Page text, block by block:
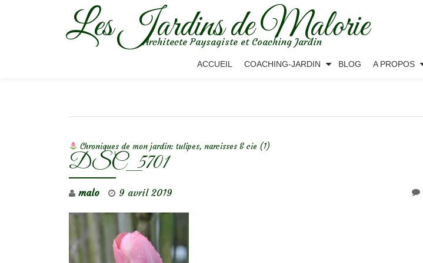
Les Jardins de Malorie
Architecte Paysagiste et Coaching Jardin
ACCUEIL COACHING-JARDIN BLOG A PROPOS
Chroniques de mon jardin: tulipes, narcisses & cie (1)
DSC_5701
malo 9 avril 2019